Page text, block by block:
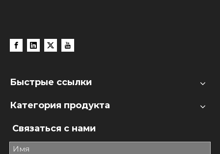
Быстрые ссылки
Категория продукта
Связаться с нами